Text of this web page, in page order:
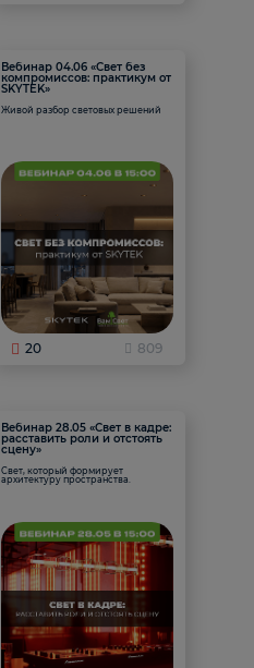
Вебинар 04.06 «Свет без
компромиссов: практикум от
SKYTEK»
Живой разбор световых решений
20 809
Вебинар 28.05 «Свет в кадре:
расставить роли и отстоять
сцену»
Свет, который формирует
архитектуру пространства.